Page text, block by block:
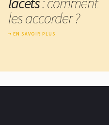
les accorder ?
EN SAVOIR PLUS